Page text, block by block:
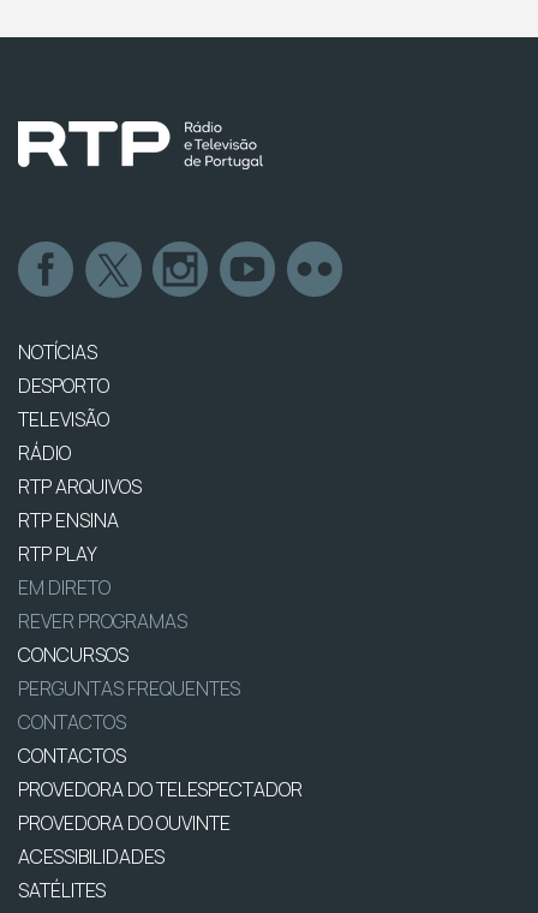
NOTÍCIAS
DESPORTO
TELEVISÃO
RÁDIO
RTP ARQUIVOS
RTP ENSINA
RTP PLAY
EM DIRETO
REVER PROGRAMAS
CONCURSOS
PERGUNTAS FREQUENTES
CONTACTOS
CONTACTOS
PROVEDORA DO TELESPECTADOR
PROVEDORA DO OUVINTE
ACESSIBILIDADES
SATÉLITES